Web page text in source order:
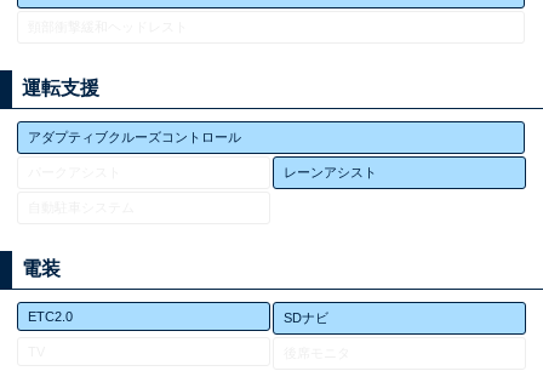
運転支援
アダプティブクルーズコントロール
レーンアシスト
電装
ETC2.0 SDナビ